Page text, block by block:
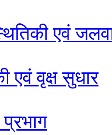
एवं
एवं वृक्ष सुधार
प्रभाग